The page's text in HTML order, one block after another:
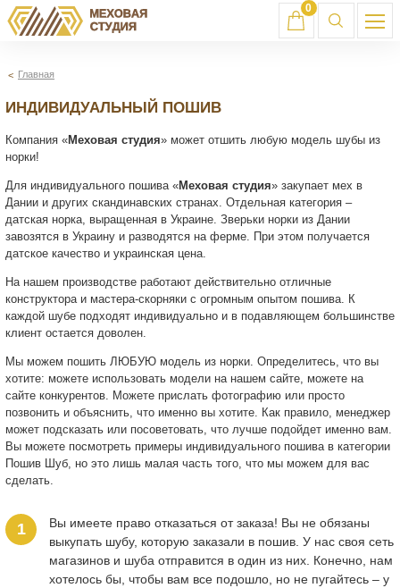
0
Главная
ИНДИВИДУАЛЬНЫЙ ПОШИВ
Компания «Меховая студия» может отшить любую модель шубы из
норки!
Для индивидуального пошива «Меховая студия» закупает мех в
Дании и других скандинавских странах. Отдельная категория –
датская норка, выращенная в Украине. Зверьки норки из Дании
завозятся в Украину и разводятся на ферме. При этом получается
датское качество и украинская цена.
На нашем производстве работают действительно отличные
конструктора и мастера-скорняки с огромным опытом пошива. К
каждой шубе подходят индивидуально и в подавляющем большинстве
клиент остается доволен.
Мы можем пошить ЛЮБУЮ модель из норки. Определитесь, что вы
хотите: можете использовать модели на нашем сайте, можете на
сайте конкурентов. Можете прислать фотографию или просто
позвонить и объяснить, что именно вы хотите. Как правило, менеджер
может подсказать или посоветовать, что лучше подойдет именно вам.
Вы можете посмотреть примеры индивидуального пошива в категории
Пошив Шуб, но это лишь малая часть того, что мы можем для вас
сделать.
Вы имеете право отказаться от заказа! Вы не обязаны
выкупать шубу, которую заказали в пошив. У нас своя сеть
магазинов и шуба отправится в один из них. Конечно, нам
хотелось бы, чтобы вам все подошло, но не пугайтесь – у